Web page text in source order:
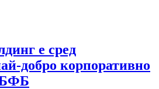
е сред
добро корпоративно
БФБ